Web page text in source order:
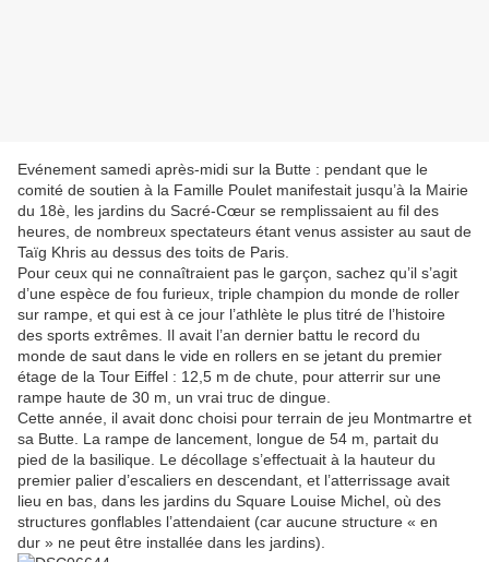
Evénement samedi après-midi sur la Butte : pendant que le
comité de soutien à la Famille Poulet manifestait jusqu’à la Mairie
du 18è, les jardins du Sacré-Cœur se remplissaient au fil des
heures, de nombreux spectateurs étant venus assister au saut de
Taïg Khris au dessus des toits de Paris.
Pour ceux qui ne connaîtraient pas le garçon, sachez qu’il s’agit
d’une espèce de fou furieux, triple champion du monde de roller
sur rampe, et qui est à ce jour l’athlète le plus titré de l’histoire
des sports extrêmes. Il avait l’an dernier battu le record du
monde de saut dans le vide en rollers en se jetant du premier
étage de la Tour Eiffel : 12,5 m de chute, pour atterrir sur une
rampe haute de 30 m, un vrai truc de dingue.
Cette année, il avait donc choisi pour terrain de jeu Montmartre et
sa Butte. La rampe de lancement, longue de 54 m, partait du
pied de la basilique. Le décollage s’effectuait à la hauteur du
premier palier d’escaliers en descendant, et l’atterrissage avait
lieu en bas, dans les jardins du Square Louise Michel, où des
structures gonflables l’attendaient (car aucune structure « en
dur » ne peut être installée dans les jardins).